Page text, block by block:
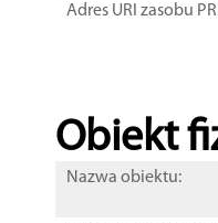
Adres URI zasobu
Obiekt
Nazwa obiektu: